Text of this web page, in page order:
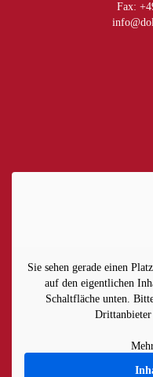
Fax:
Sie sehen gerade einen
auf den eigentlichen
Schaltfläche unten.
Drittanbieter